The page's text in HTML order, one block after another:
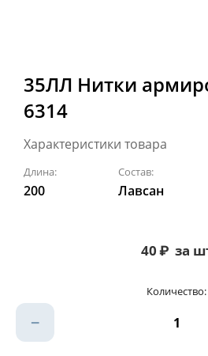
35ЛЛ Нитки
6314
Характеристики товара
Длина:
200
Состав:
Лавсан
40₽ за
Количество:
−